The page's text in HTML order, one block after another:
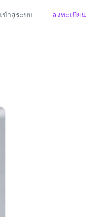
เข้าสู่ระบบ ลงทะเบียน